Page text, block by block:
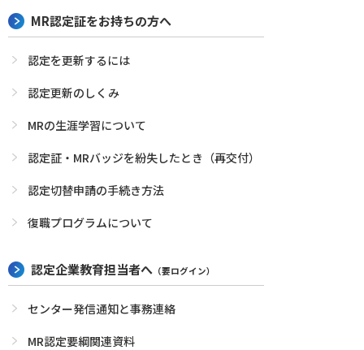
MR認定証をお持ちの方へ
認定を更新するには
認定更新のしくみ
MRの生涯学習について
認定証・MRバッジを紛失したとき（再交付）
認定切替申請の手続き方法
復職プログラムについて
認定企業教育担当者へ （要ログイン）
センター発信通知と事務連絡
MR認定要綱関連資料